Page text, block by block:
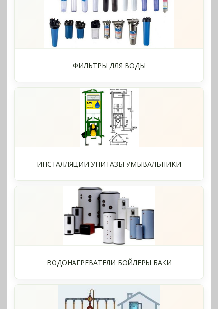
ФИЛЬТРЫ ДЛЯ ВОДЫ
ИНСТАЛЛЯЦИИ УНИТАЗЫ УМЫВАЛЬНИКИ
ВОДОНАГРЕВАТЕЛИ БОЙЛЕРЫ БАКИ